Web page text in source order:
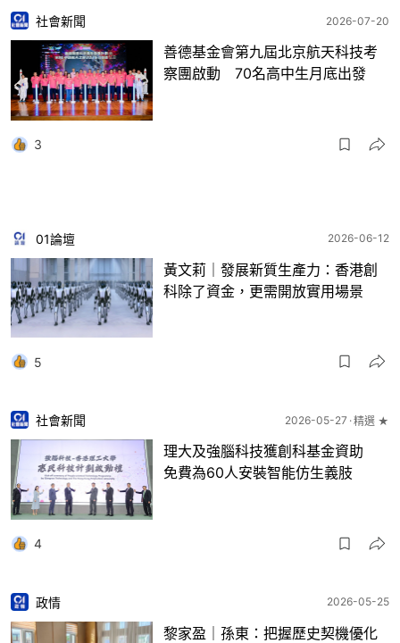
社會新聞 2026-07-20
善德基金會第九屆北京航天科技考
察團啟動 70名高中生月底出發
3
01論壇 2026-06-12
黃文莉｜發展新質生產力：香港創
科除了資金，更需開放實用場景
5
社會新聞 2026-05-27 精選 ★
理大及強腦科技獲創科基金資助
免費為60人安裝智能仿生義肢
4
政情 2026-05-25
黎家盈｜孫東：把握歷史契機優化